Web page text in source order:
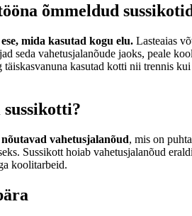
õmmeldud
mida kasutad kogu elu. Lasteaias
seda vahetusjalanõude jaoks, peale
kasutad kotti nii trennis kui
vahetusjalanõud, mis on
Sussikott hoiab vahetusjalanõud
koolitarbeid.